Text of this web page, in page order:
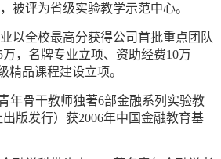
被评为省级实验教学示范中心。
以全校最高分获得公司首批重点团队
，名牌专业立项、资助经费10万
精品课程建设立项。
年骨干教师独著6部金融系列实验教
版发行）获2006年中国金融教育基